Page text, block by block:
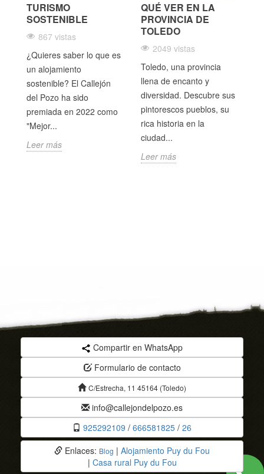
TURISMO
SOSTENIBLE
867 vistas
¿Quieres saber lo que es
un alojamiento
sostenible? El Callejón
del Pozo ha sido
premiada en 2022 como
"Mejor...
Leer más
QUÉ VER EN LA
PROVINCIA DE
TOLEDO
2049 vistas
Toledo, una provincia
llena de encanto y
diversidad. Descubre sus
pintorescos pueblos, su
rica historia en la
ciudad...
Leer más
Compartir en WhatsApp
Formulario de contacto
C/Estrecha, 11 45164 (Toledo)
info@callejondelpozo.es
925292109 / 666581825 / 26
Enlaces: Blog | Alojamiento Puy du Fou
| Casa rural Puy du Fou